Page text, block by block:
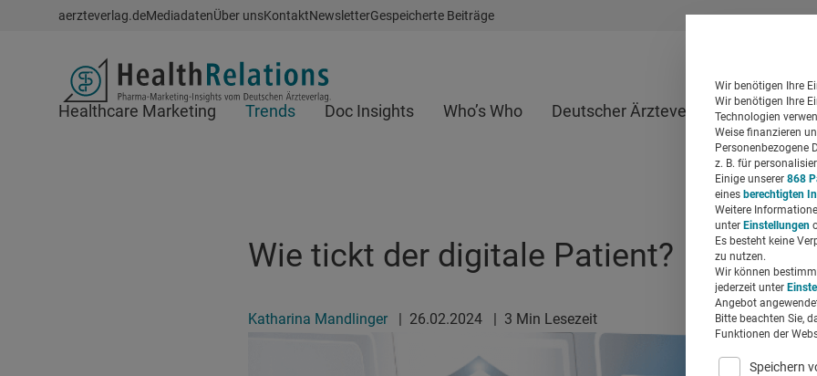
Schnellzugriff
aerzteverlag.deMediadatenÜber unsKontaktNewsletterGespeicherte Beiträge
Header
Healthcare Marketing Trends Doc Insights Who’s Who Deutscher Ärzteverlag
Wie tickt der digitale Patient?
Katharina Mandlinger | 26.02.2024 | 3 Min Lesezeit
Wir benötigen Ihre
Wir benötigen Ihre
Technologien
Weise finanzieren
Personenbezogene
z. B. für
Einige unserer 868
eines berechtigten
Weitere
unter Einstellungen
Es besteht keine
zu nutzen.
Wir können
jederzeit unter
Angebot
Bitte beachten Sie,
Funktionen der
Speichern